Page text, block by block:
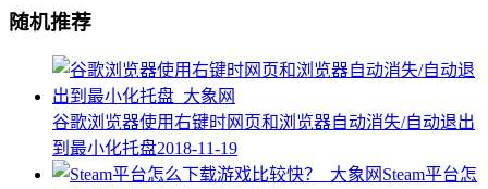
随机推荐
谷歌浏览器使用右键时网页和浏览器自动消失/自动退出
到最小化托盘2018-11-19
Steam平台怎